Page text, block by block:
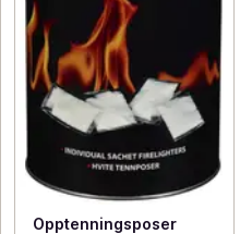
Opptenningsposer